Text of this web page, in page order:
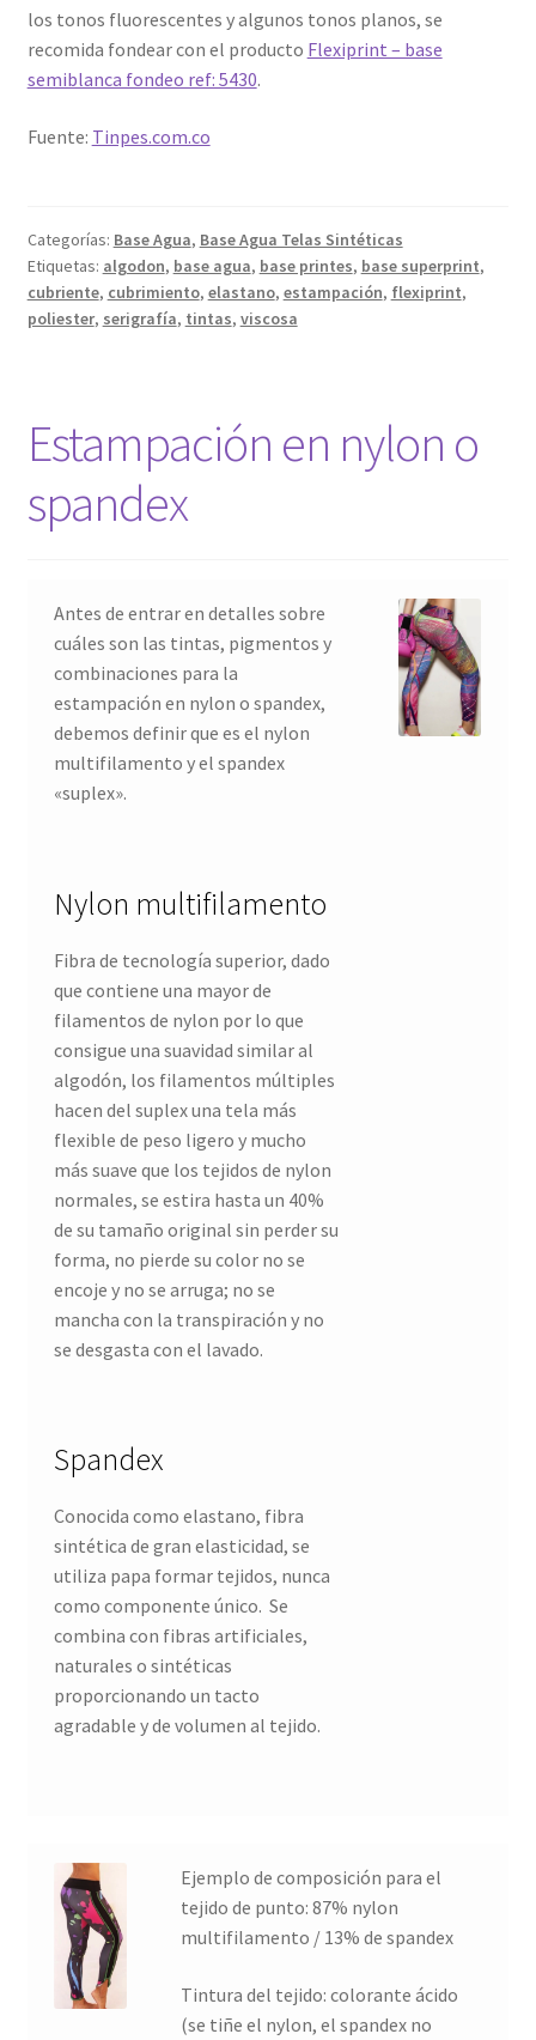
los tonos fluorescentes y algunos tonos planos, se
recomida fondear con el producto Flexiprint – base
semiblanca fondeo ref: 5430.
Fuente: Tinpes.com.co
Categorías: Base Agua, Base Agua Telas Sintéticas
Etiquetas: algodon, base agua, base printes, base superprint,
cubriente, cubrimiento, elastano, estampación, flexiprint,
poliester, serigrafía, tintas, viscosa
Estampación en nylon o
spandex
Antes de entrar en detalles sobre
cuáles son las tintas, pigmentos y
combinaciones para la
estampación en nylon o spandex,
debemos definir que es el nylon
multifilamento y el spandex
«suplex».
Nylon multifilamento
Fibra de tecnología superior, dado
que contiene una mayor de
filamentos de nylon por lo que
consigue una suavidad similar al
algodón, los filamentos múltiples
hacen del suplex una tela más
flexible de peso ligero y mucho
más suave que los tejidos de nylon
normales, se estira hasta un 40%
de su tamaño original sin perder su
forma, no pierde su color no se
encoje y no se arruga; no se
mancha con la transpiración y no
se desgasta con el lavado.
Spandex
Conocida como elastano, fibra
sintética de gran elasticidad, se
utiliza papa formar tejidos, nunca
como componente único. Se
combina con fibras artificiales,
naturales o sintéticas
proporcionando un tacto
agradable y de volumen al tejido.
Ejemplo de composición para el
tejido de punto: 87% nylon
multifilamento / 13% de spandex
Tintura del tejido: colorante ácido
(se tiñe el nylon, el spandex no